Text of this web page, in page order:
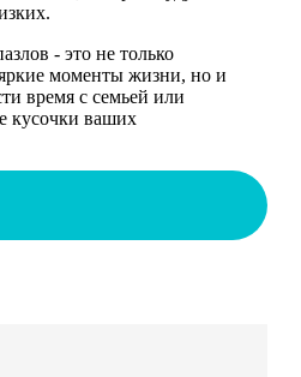
- это не только
моменты жизни, но и
время с семьей или
кусочки ваших